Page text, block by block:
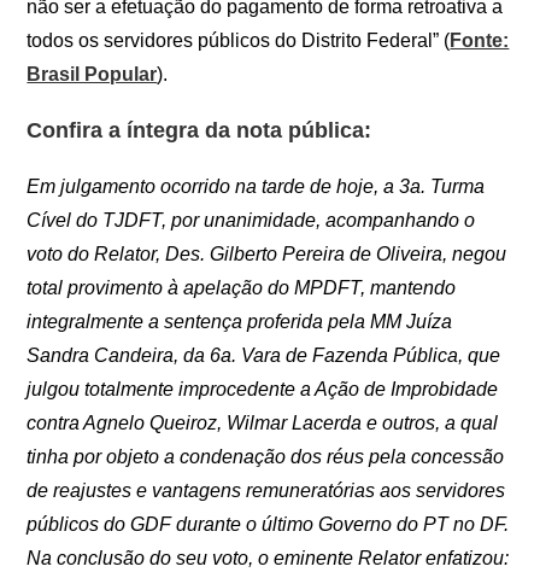
não ser a efetuação do pagamento de forma retroativa a
todos os servidores públicos do Distrito Federal” (Fonte:
Brasil Popular).
Confira a íntegra da nota pública:
Em julgamento ocorrido na tarde de hoje, a 3a. Turma
Cível do TJDFT, por unanimidade, acompanhando o
voto do Relator, Des. Gilberto Pereira de Oliveira, negou
total provimento à apelação do MPDFT, mantendo
integralmente a sentença proferida pela MM Juíza
Sandra Candeira, da 6a. Vara de Fazenda Pública, que
julgou totalmente improcedente a Ação de Improbidade
contra Agnelo Queiroz, Wilmar Lacerda e outros, a qual
tinha por objeto a condenação dos réus pela concessão
de reajustes e vantagens remuneratórias aos servidores
públicos do GDF durante o último Governo do PT no DF.
Na conclusão do seu voto, o eminente Relator enfatizou: